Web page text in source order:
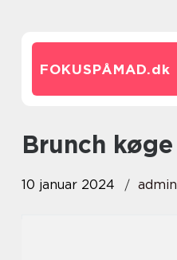
FOKUSPÅMAD.dk
brunch køge
10 januar 2024 admin